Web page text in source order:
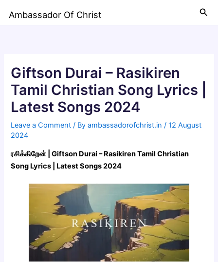
Ambassador Of Christ
Giftson Durai – Rasikiren
Tamil Christian Song Lyrics |
Latest Songs 2024
Leave a Comment / Byambassadorofchrist.in/12 August
2024
ரசிக்கிறேன் | Giftson Durai – Rasikiren Tamil Christian
Song Lyrics | Latest Songs 2024